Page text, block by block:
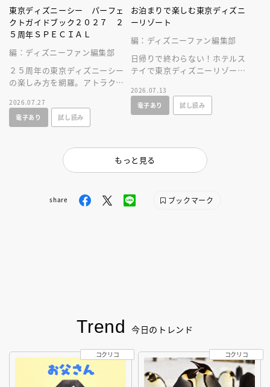
東京ディズニーシー パーフェ
クトガイドブック２０２７ ２
５周年ＳＰＥＣＩＡＬ
編：ディズニーファン編集部
２５周年の東京ディズニーシー
の楽しみ方を網羅。アトラクシ
ョップ情報に加え、使いやすい
マップつき！
2026.07.27
電子あり
試し読み
お泊まりで楽しむ東京ディズニ
ーリゾート
編：ディズニーファン編集部
日帰りで終わらない！ホテルス
テイで東京ディズニーリゾート
冊が新登場！
2026.07.13
電子あり
試し読み
もっと見る
share ブックマーク
Trend 今日のトレンド
コクリコ コクリコ